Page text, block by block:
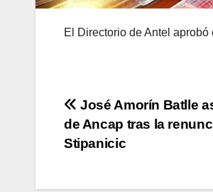
El Directorio de Antel
Navegación
de
José Amorín Batlle
de Ancap tras la
Stipanicic